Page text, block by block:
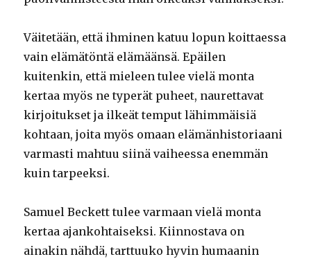
Väitetään, että ihminen katuu lopun koittaessa
vain elämätöntä elämäänsä. Epäilen
kuitenkin, että mieleen tulee vielä monta
kertaa myös ne typerät puheet, naurettavat
kirjoitukset ja ilkeät temput lähimmäisiä
kohtaan, joita myös omaan elämänhistoriaani
varmasti mahtuu siinä vaiheessa enemmän
kuin tarpeeksi.
Samuel Beckett tulee varmaan vielä monta
kertaa ajankohtaiseksi. Kiinnostava on
ainakin nähdä, tarttuuko hyvin humaanin